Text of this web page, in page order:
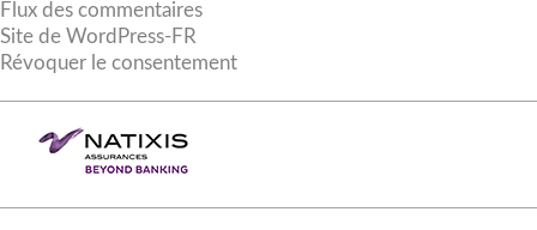
Flux des commentaires
Site de WordPress-FR
Révoquer le consentement